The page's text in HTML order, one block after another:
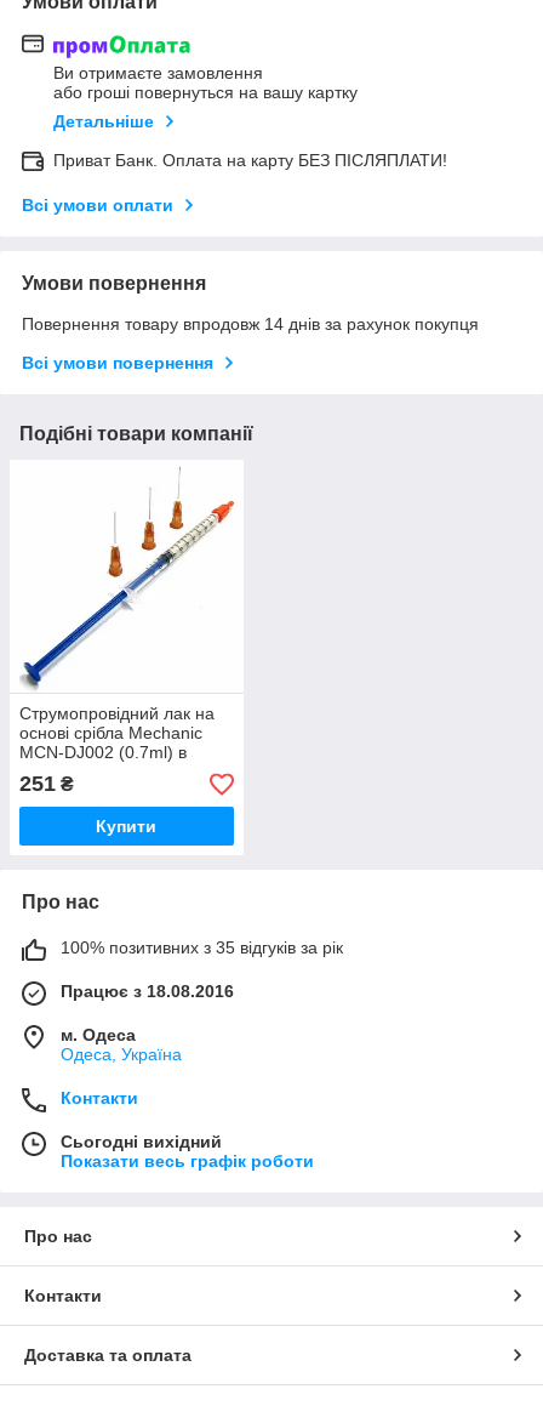
Ви отримаєте замовлення
або гроші повернуться на вашу картку
Детальніше
Приват Банк. Оплата на карту БЕЗ ПІСЛЯПЛАТИ!
Всі умови оплати
Умови повернення
Повернення товару впродовж 14 днів за рахунок покупця
Всі умови повернення
Подібні товари компанії
Струмопровідний лак на
основі срібла Mechanic
MCN-DJ002 (0.7ml) в
251 ₴
Купити
Про нас
100% позитивних з 35 відгуків за рік
Працює з 18.08.2016
м. Одеса
Одеса, Україна
Контакти
Сьогодні вихідний
Показати весь графік роботи
Про нас
Контакти
Доставка та оплата